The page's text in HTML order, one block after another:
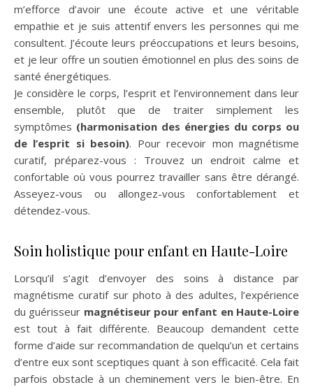
m’efforce d’avoir une écoute active et une véritable
empathie et je suis attentif envers les personnes qui me
consultent. J’écoute leurs préoccupations et leurs besoins,
et je leur offre un soutien émotionnel en plus des soins de
santé énergétiques.
Je considère le corps, l’esprit et l’environnement dans leur
ensemble, plutôt que de traiter simplement les
symptômes (harmonisation des énergies du corps ou
de l’esprit si besoin). Pour recevoir mon magnétisme
curatif, préparez-vous : Trouvez un endroit calme et
confortable où vous pourrez travailler sans être dérangé.
Asseyez-vous ou allongez-vous confortablement et
détendez-vous.
Soin holistique pour enfant en Haute-Loire
Lorsqu’il s’agit d’envoyer des soins à distance par
magnétisme curatif sur photo à des adultes, l’expérience
du guérisseur magnétiseur pour enfant en Haute-Loire
est tout à fait différente. Beaucoup demandent cette
forme d’aide sur recommandation de quelqu’un et certains
d’entre eux sont sceptiques quant à son efficacité. Cela fait
parfois obstacle à un cheminement vers le bien-être. En